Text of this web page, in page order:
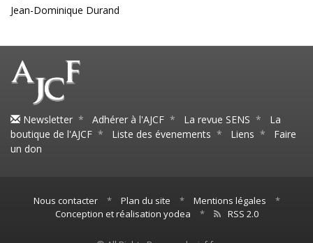
Jean-Dominique Durand
Newsletter * Adhérer à l'AJCF * La revue SENS * La
boutique de l'AJCF * Liste des évenements * Liens * Faire
un don
Nous contacter * Plan du site * Mentions légales
*
Conception et réalisation yodea
* RSS 2.0